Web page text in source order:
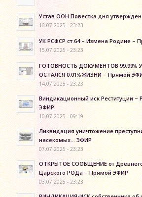
Устав ООН Повестка дня
16.07.2025 - 23:23
УК РСФСР ст.64 – Измена Родине –
15.07.2025 - 23:23
ГОТОВНОСТЬ ДОКУМЕНТОВ 99.99℅
ОСТАЛСЯ 0.01℅ЖИЗНИ – Прямой
14.07.2025 - 23:23
Виндикационный иск Реституции
ЭФИР
10.07.2025 - 09:19
Ликвидация уничтожение
насекомых… ЭФИР
07.07.2025 - 23:23
ОТКРЫТОЕ СООБЩЕНИЕ от
Царского РОДа – Прямой ЭФИР
03.07.2025 - 23:23